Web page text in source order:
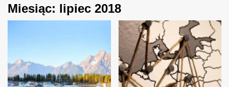
Miesiąc: lipiec 2018